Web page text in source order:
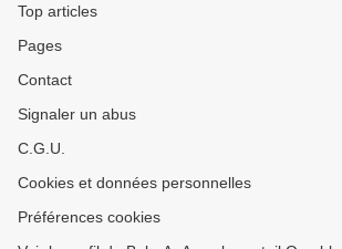
Top articles
Pages
Contact
Signaler un abus
C.G.U.
Cookies et données personnelles
Préférences cookies